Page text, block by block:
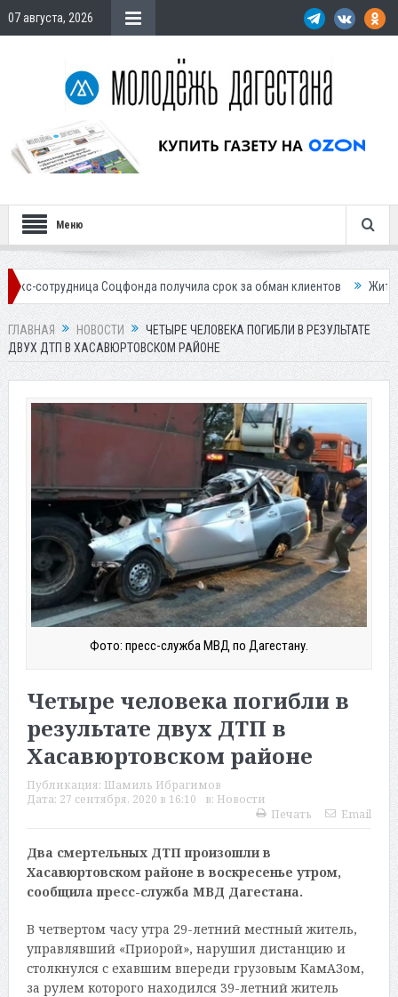
07 августа, 2026
Меню
Соцфонда получила срок за обман клиентов Жителей
ГЛАВНАЯ НОВОСТИ
ЧЕТЫРЕ ЧЕЛОВЕКА ПОГИБЛИ В РЕЗУЛЬТАТЕ
ДВУХ ДТП В ХАСАВЮРТОВСКОМ РАЙОНЕ
Фото: пресс-служба МВД по Дагестану.
Четыре человека погибли в
результате двух ДТП в
Хасавюртовском районе
Публикация: Шамиль Ибрагимов
Дата: 27 сентября, 2020 в 16:10 в: Новости
Печать
Email
Два смертельных ДТП произошли в
Хасавюртовском районе в воскресенье утром,
сообщила пресс-служба МВД Дагестана.
В четвертом часу утра 29-летний местный житель,
управлявший «Приорой», нарушил дистанцию и
столкнулся с ехавшим впереди грузовым КамАЗом,
за рулем которого находился 39-летний житель